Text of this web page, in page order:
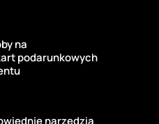
na
podarunkowych
narzędzia